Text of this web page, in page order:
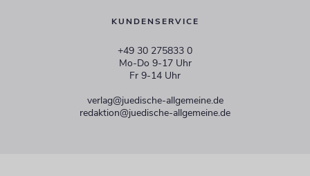
KUNDENSERVICE
+49 30 275833 0
Mo-Do 9-17 Uhr
Fr 9-14 Uhr
verlag@juedische-allgemeine.de
redaktion@juedische-allgemeine.de